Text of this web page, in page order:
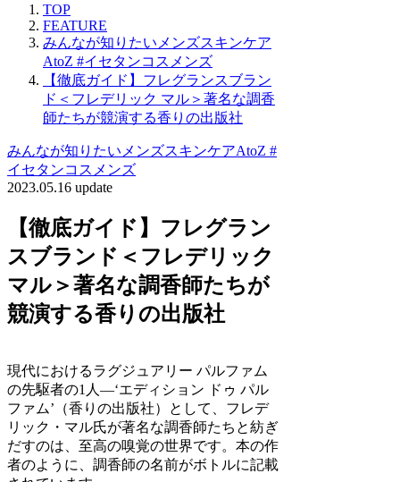
TOP
FEATURE
みんなが知りたいメンズスキンケア
AtoZ #イセタンコスメンズ
【徹底ガイド】フレグランスブラン
ド＜フレデリック マル＞著名な調香
師たちが競演する香りの出版社
みんなが知りたいメンズスキンケアAtoZ #
イセタンコスメンズ
2023.05.16 update
【徹底ガイド】フレグラン
スブランド＜フレデリック
マル＞著名な調香師たちが
競演する香りの出版社
現代におけるラグジュアリー パルファム
の先駆者の1人―‘エディション ドゥ パル
ファム’（香りの出版社）として、フレデ
リック・マル氏が著名な調香師たちと紡ぎ
だすのは、至高の嗅覚の世界です。本の作
者のように、調香師の名前がボトルに記載